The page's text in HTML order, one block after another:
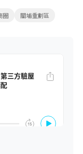
圈 關埔重劃區